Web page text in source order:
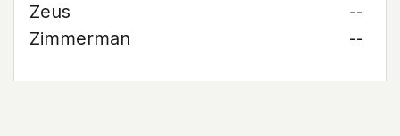
Zeus
--
Zimmerman
--